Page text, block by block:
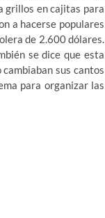
grillos en cajitas para
a hacerse populares
de 2.600 dólares.
se dice que esta
sus cantos
para organizar las